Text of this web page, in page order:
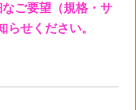
なご要望（規格・サ
せください。